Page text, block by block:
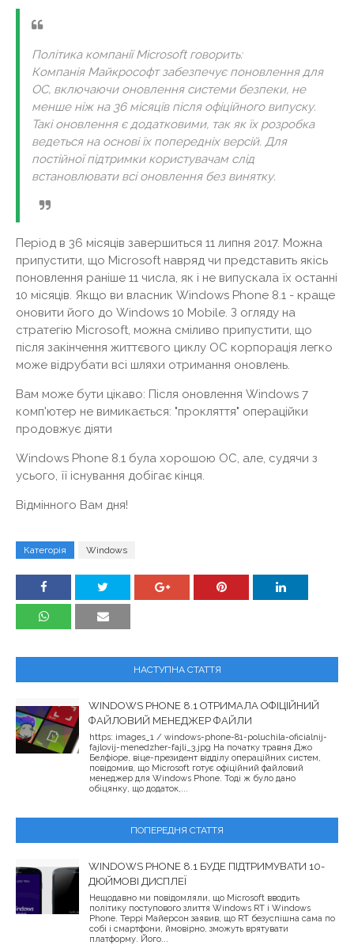
Політика компанії Microsoft говорить:
Компанія Майкрософт забезпечує поновлення для
ОС, включаючи оновлення системи безпеки, не
менше ніж на 36 місяців після офіційного випуску.
Такі оновлення є додатковими, так як їх розробка
ведеться на основі їх попередніх версій. Для
постійної підтримки користувачам слід
встановлювати всі оновлення без винятку.
Період в 36 місяців завершиться 11 липня 2017. Можна
припустити, що Microsoft навряд чи представить якісь
поновлення раніше 11 числа, як і не випускала їх останні
10 місяців. Якщо ви власник Windows Phone 8.1 - краще
оновити його до Windows 10 Mobile. З огляду на
стратегію Microsoft, можна сміливо припустити, що
після закінчення життєвого циклу ОС корпорація легко
може відрубати всі шляхи отримання оновлень.
Вам може бути цікаво: Після оновлення Windows 7
комп'ютер не вимикається: "прокляття" операційки
продовжує діяти
Windows Phone 8.1 була хорошою ОС, але, судячи з
усього, її існування добігає кінця.
Відмінного Вам дня!
Категорія Windows
НАСТУПНА СТАТТЯ
WINDOWS PHONE 8.1 ОТРИМАЛА ОФІЦІЙНИЙ
ФАЙЛОВИЙ МЕНЕДЖЕР ФАЙЛИ
https: images_1 / windows-phone-81-poluchila-oficialnij-
fajlovij-menedzher-fajli_3.jpg На початку травня Джо
Белфіоре, віце-президент відділу операційних систем,
повідомив, що Microsoft готує офіційний файловий
менеджер для Windows Phone. Тоді ж було дано
обіцянку, що додаток,...
ПОПЕРЕДНЯ СТАТТЯ
WINDOWS PHONE 8.1 БУДЕ ПІДТРИМУВАТИ 10-
ДЮЙМОВІ ДИСПЛЕЇ
Нещодавно ми повідомляли, що Microsoft вводить
політику поступового злиття Windows RT і Windows
Phone. Террі Майерсон заявив, що RT безуспішна сама по
собі і смартфони, ймовірно, зможуть врятувати
платформу. Його...